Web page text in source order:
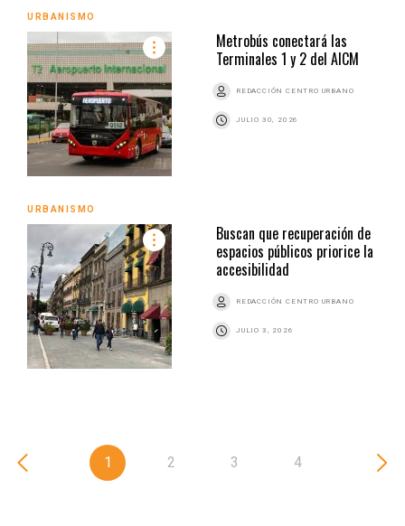
URBANISMO
Metrobús conectará las
Terminales 1 y 2 del AICM
REDACCIÓN CENTRO URBANO
JULIO 30, 2026
URBANISMO
Buscan que recuperación de
espacios públicos priorice la
accesibilidad
REDACCIÓN CENTRO URBANO
JULIO 3, 2026
1 2 3 4